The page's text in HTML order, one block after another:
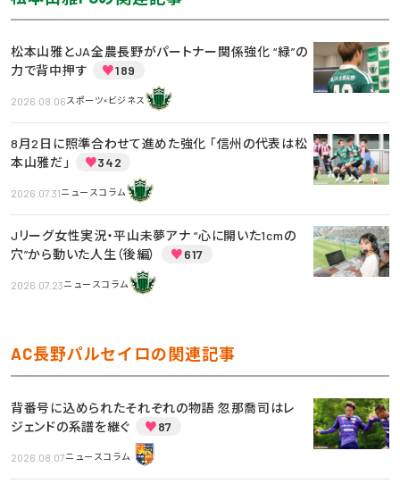
松本山雅とJA全農長野がパートナー関係強化 “緑”の
力で背中押す
♥189
2026.08.06 スポーツ×ビジネス
8月2日に照準合わせて進めた強化 「信州の代表は松
本山雅だ」
♥342
2026.07.31ニュースコラム
Jリーグ女性実況・平山未夢アナ “心に開いた1cmの
穴”から動いた人生（後編）
♥617
2026.07.23ニュースコラム
AC長野パルセイロの関連記事
背番号に込められたそれぞれの物語 忽那喬司はレ
ジェンドの系譜を継ぐ
♥87
2026.08.07ニュースコラム